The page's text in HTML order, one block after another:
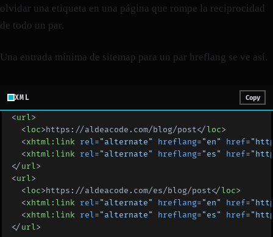
olvidar una etiqueta en una página que rompe la reciprocidad
de todo un par.
Una entrada mínima de sitemap para un par hreflang se ve así.
XML Copy
<url>
  <
loc>https://aldeacode.com/blog/post</loc>
  <
xhtml:link rel="alternate" hreflang="en" href=
  <
xhtml:link rel="alternate" hreflang="es" href=
</url>
<url>
  <
loc>https://aldeacode.com/es/blog/post</loc>
  <
xhtml:link rel="alternate" hreflang="en" href=
  <
xhtml:link rel="alternate" hreflang="es" href=
</url>